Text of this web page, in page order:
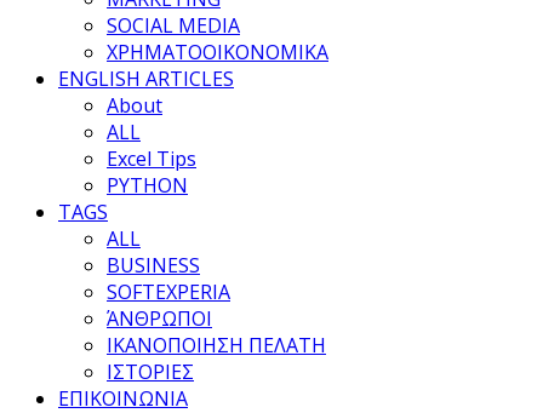
SOCIAL MEDIA
ΧΡΗΜΑΤΟΟΙΚΟΝΟΜΙΚΑ
ENGLISH ARTICLES
About
ALL
Excel Tips
PYTHON
TAGS
ALL
BUSINESS
SOFTEXPERIA
ΆΝΘΡΩΠΟΙ
ΙΚΑΝΟΠΟΙΗΣΗ ΠΕΛΑΤΗ
ΙΣΤΟΡΙΕΣ
ΕΠΙΚΟΙΝΩΝΙΑ